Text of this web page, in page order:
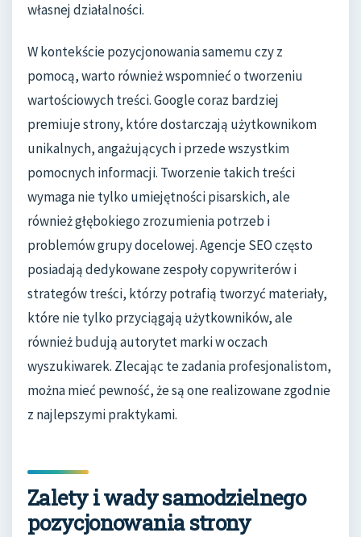
własnej działalności.
W kontekście pozycjonowania samemu czy z
pomocą, warto również wspomnieć o tworzeniu
wartościowych treści. Google coraz bardziej
premiuje strony, które dostarczają użytkownikom
unikalnych, angażujących i przede wszystkim
pomocnych informacji. Tworzenie takich treści
wymaga nie tylko umiejętności pisarskich, ale
również głębokiego zrozumienia potrzeb i
problemów grupy docelowej. Agencje SEO często
posiadają dedykowane zespoły copywriterów i
strategów treści, którzy potrafią tworzyć materiały,
które nie tylko przyciągają użytkowników, ale
również budują autorytet marki w oczach
wyszukiwarek. Zlecając te zadania profesjonalistom,
można mieć pewność, że są one realizowane zgodnie
z najlepszymi praktykami.
Zalety i wady samodzielnego
pozycjonowania strony